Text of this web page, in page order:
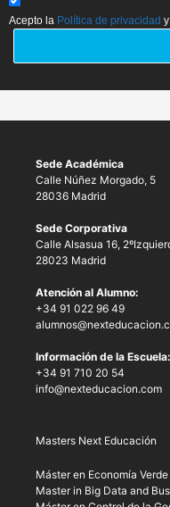
Acepto la Política de privacidad
Sede Académica
Calle Núñez Morgado, 5
28036 Madrid
Sede Corporativa
Calle Alsasua 16,
28023 Madrid
Atención al Alumno:
+34 91 022 96 49
Información de la Escuela:
+34 91 710 20 54
info@nexteducacion.com
Masters Next Educación
Máster en Economía Verde
Master in Big Data and